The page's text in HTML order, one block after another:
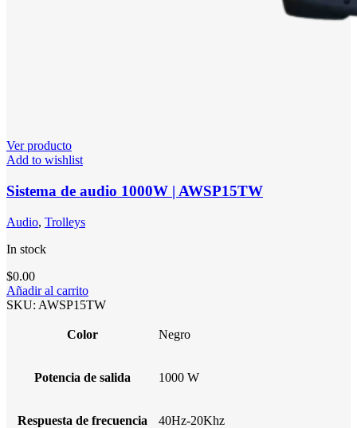
Ver producto
Add to wishlist
Sistema de audio 1000W | AWSP15TW
Audio, Trolleys
In stock
$0.00
Añadir al carrito
SKU: AWSP15TW
Color Negro
Potencia de salida 1000 W
Respuesta de frecuencia 40Hz-20Khz